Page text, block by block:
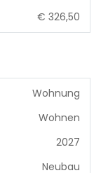
€ 326,50
Wohnung
Wohnen
2027
Neubau